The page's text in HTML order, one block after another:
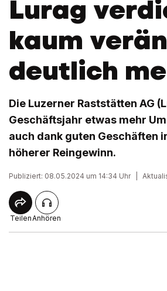
Lurag
kaum
deutlich
Die Luzerner Raststätten AG
Geschäftsjahr etwas mehr
auch dank guten Geschäften
höherer Reingewinn.
Publiziert: 08.05.2024 um 14:34 Uhr
TeilenAnhören